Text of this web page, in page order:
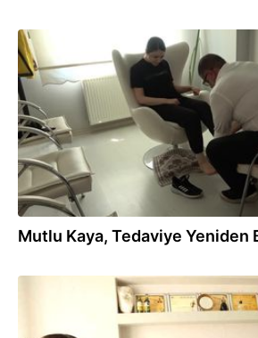
Mutlu Kaya, Tedaviye Yeniden